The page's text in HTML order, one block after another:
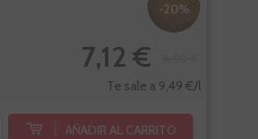
-20%
7,12 €
Te sale a 9,49 €/l
AÑADIR AL CARRITO